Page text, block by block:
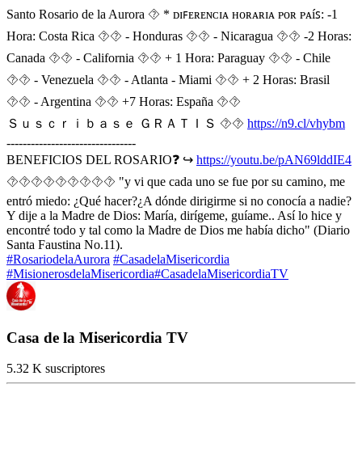
Santo Rosario de la Aurora ⯑ * ᴅɪꜰᴇʀᴇɴᴄɪᴀ ʜᴏʀᴀʀɪᴀ ᴩᴏʀ ᴩᴀíꜱ: -1
Hora: Costa Rica ⯑⯑ - Honduras ⯑⯑ - Nicaragua ⯑⯑ -2 Horas:
Canada ⯑⯑ - California ⯑⯑ + 1 Hora: Paraguay ⯑⯑ - Chile
⯑⯑ - Venezuela ⯑⯑ - Atlanta - Miami ⯑⯑ + 2 Horas: Brasil
⯑⯑ - Argentina ⯑⯑ +7 Horas: España ⯑⯑
Ｓｕｓｃｒｉｂａｓｅ ＧＲＡＴＩＳ ⯑⯑ https://n9.cl/vhybm
--------------------------------
BENEFICIOS DEL ROSARIO❓ ↪️ https://youtu.be/pAN69lddIE4
⯑⯑⯑⯑⯑⯑⯑⯑⯑ "y vi que cada uno se fue por su camino, me
entró miedo: ¿Qué hacer?¿A dónde dirigirme si no conocía a nadie?
Y dije a la Madre de Dios: María, dirígeme, guíame.. Así lo hice y
encontré todo y tal como la Madre de Dios me había dicho" (Diario
Santa Faustina No.11).
#RosariodelaAurora #CasadelaMisericordia
#MisionerosdelaMisericordia#CasadelaMisericordiaTV
Casa de la Misericordia TV
5.32 K suscriptores